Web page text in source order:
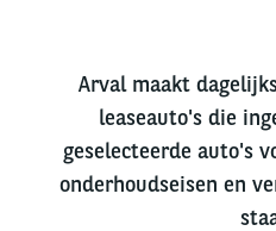
Arval maakt
leaseauto's die
geselecteerde auto's
onderhoudseisen en